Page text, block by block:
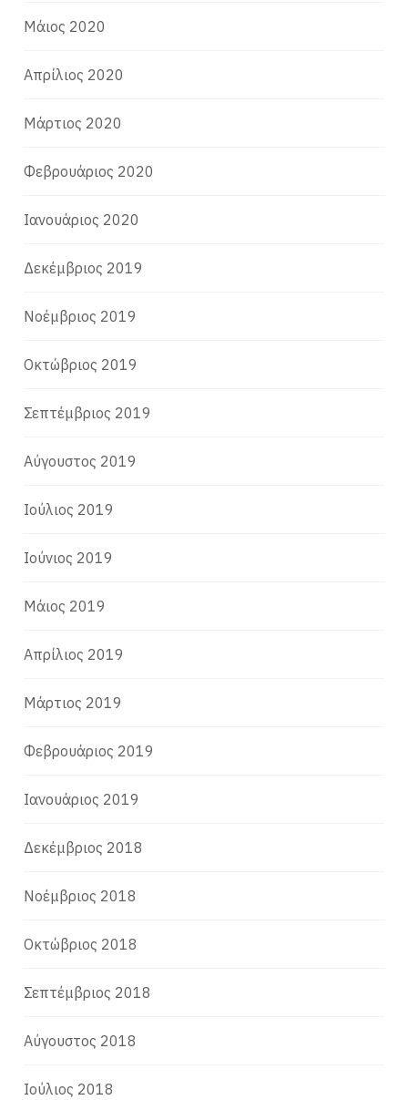
Μάιος 2020
Απρίλιος 2020
Μάρτιος 2020
Φεβρουάριος 2020
Ιανουάριος 2020
Δεκέμβριος 2019
Νοέμβριος 2019
Οκτώβριος 2019
Σεπτέμβριος 2019
Αύγουστος 2019
Ιούλιος 2019
Ιούνιος 2019
Μάιος 2019
Απρίλιος 2019
Μάρτιος 2019
Φεβρουάριος 2019
Ιανουάριος 2019
Δεκέμβριος 2018
Νοέμβριος 2018
Οκτώβριος 2018
Σεπτέμβριος 2018
Αύγουστος 2018
Ιούλιος 2018